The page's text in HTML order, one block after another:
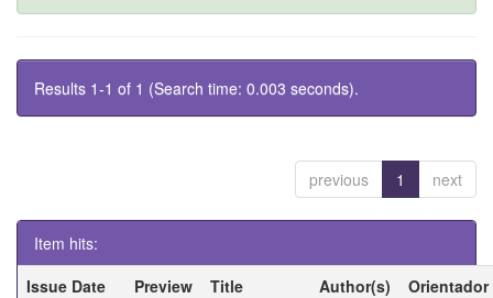
Results 1-1 of 1 (Search time: 0.003 seconds).
previous 1 next
Item hits:
Issue Date
Preview Title Author(s)
Orientador